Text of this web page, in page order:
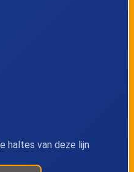
haltes van deze lijn